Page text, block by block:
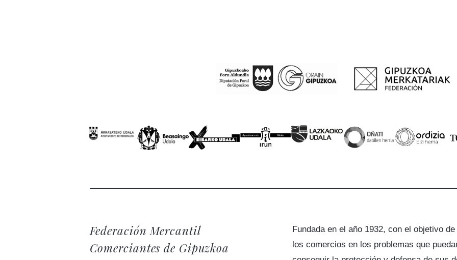
Federación Mercantil
Comerciantes de Gipuzkoa
Fundada en el año 1932, con el objetivo
los comercios en los problemas que